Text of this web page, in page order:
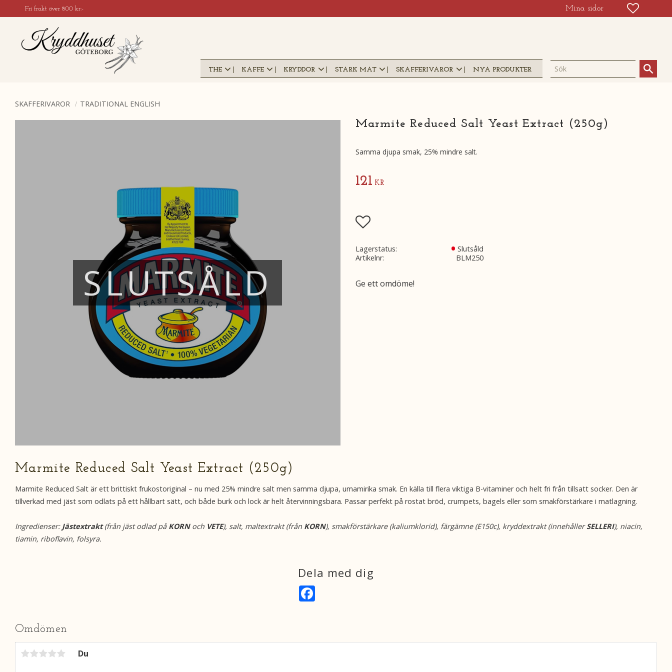
Fri frakt över 800 kr:- Mina sidor
THE KAFFE KRYDDOR STARK MAT SKAFFERIVAROR NYA PRODUKTER
SKAFFERIVAROR TRADITIONAL ENGLISH
Marmite Reduced Salt Yeast Extract (250g)
Samma djupa smak, 25% mindre salt.
SLUTSÅLD
121 KR
Lägg till i favoriter
Lagerstatus
Slutsåld
Artikelnr
BLM250
Ge ett omdöme!
Marmite Reduced Salt Yeast Extract (250g)
Marmite Reduced Salt är ett brittiskt frukostoriginal – nu med 25% mindre salt men samma djupa, umamirika smak. En källa till flera viktiga B-vitaminer och helt fri från tillsatt socker. Den är
tillverkad med jäst som odlats på ett hållbart sätt, och både burk och lock är helt återvinningsbara. Passar perfekt på rostat bröd, crumpets, bagels eller som smakförstärkare i matlagning.
Ingredienser: Jästextrakt(från jäst odlad på KORNoch VETE), salt, maltextrakt (från KORN), smakförstärkare (kaliumklorid), färgämne (E150c), kryddextrakt (innehållerSELLERI), niacin,
tiamin, riboflavin, folsyra.
Dela med dig
k
Omdömen
Du